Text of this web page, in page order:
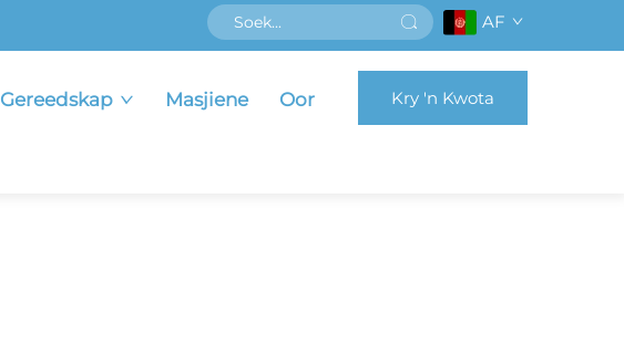
AF
Gereedskap Masjiene Oor Kry 'n Kwota